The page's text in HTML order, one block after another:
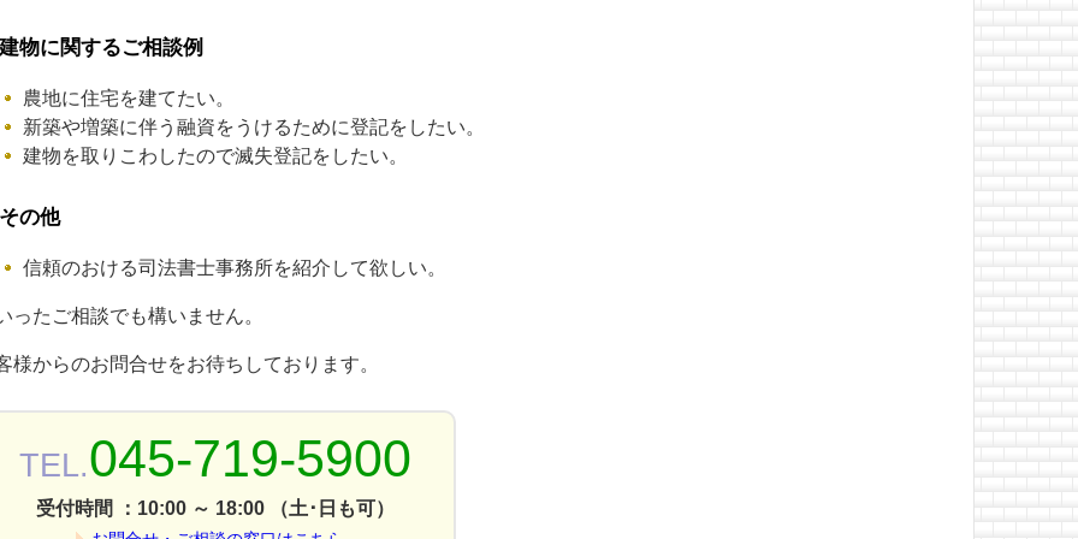
建物に関するご相談例
農地に住宅を建てたい。
新築や増築に伴う融資をうけるために登記をしたい。
建物を取りこわしたので滅失登記をしたい。
その他
信頼のおける司法書士事務所を紹介して欲しい。
ったご相談でも構いません。
様からのお問合せをお待ちしております。
TEL.045-719-5900
受付時間 ：10:00 ～ 18:00 （土･日も可）